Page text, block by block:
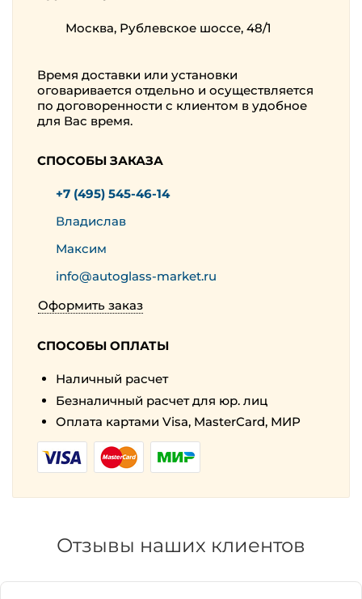
Москва, Рублевское шоссе, 48/1
Время доставки или установки
оговаривается отдельно и осуществляется
по договоренности с клиентом в удобное
для Вас время.
СПОСОБЫ ЗАКАЗА
+7 (495) 545-46-14
Владислав
Максим
info@autoglass-market.ru
Оформить заказ
СПОСОБЫ ОПЛАТЫ
Наличный расчет
Безналичный расчет для юр. лиц
Оплата картами Visa, MasterCard, МИР
Отзывы наших клиентов